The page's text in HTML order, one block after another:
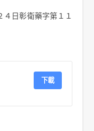
下載